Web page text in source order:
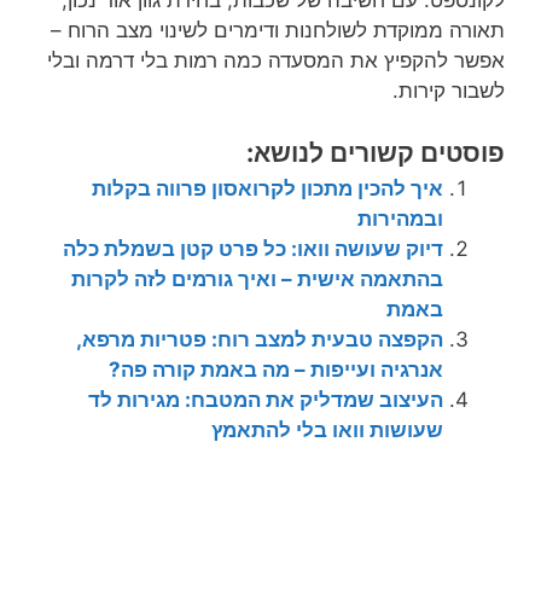
תאורה ממוקדת לשולחנות ודימרים לשינוי מצב הרוח –
אפשר להקפיץ את המסעדה כמה רמות בלי דרמה ובלי
לשבור קירות.
פוסטים קשורים לנושא:
איך להכין מתכון לקרואסון פרווה בקלות
ובמהירות
דיוק שעושה וואו: כל פרט קטן בשמלת כלה
בהתאמה אישית – ואיך גורמים לזה לקרות
באמת
הקפצה טבעית למצב רוח: פטריות מרפא,
אנרגיה ועייפות – מה באמת קורה פה?
העיצוב שמדליק את המטבח: מגירות לד
שעושות וואו בלי להתאמץ